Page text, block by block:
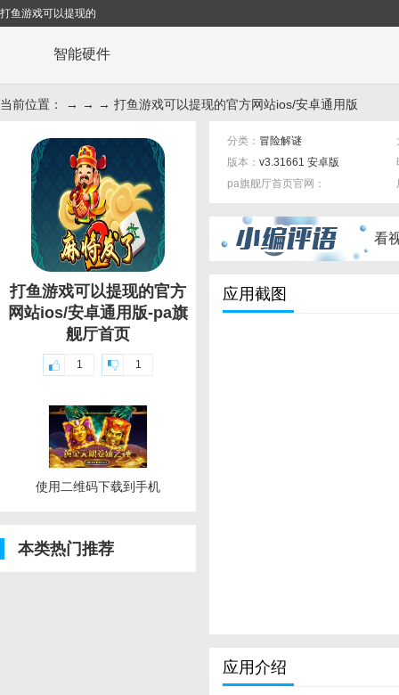
打鱼游戏可以提现的
智能硬件
当前位置： → → → 打鱼游戏可以提现的官方网站ios/安卓通用版
打鱼游戏可以提现的官方
网站ios/安卓通用版-pa旗
舰厅首页
1 1
使用二维码下载到手机
本类热门推荐
分类： 冒险解谜
版本： v3.31661 安卓版
pa旗舰厅首页官网：
看
应用截图
应用介绍